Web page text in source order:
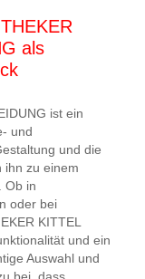
als
ist ein
und
und die
ihn zu einem
Ob in
oder bei
KITTEL
und ein
Auswahl und